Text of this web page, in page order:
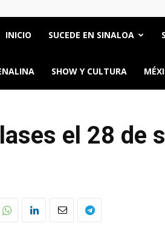
Once
INICIO SUCEDE EN SINALOA
SHOW Y CULTURA
el 28 de